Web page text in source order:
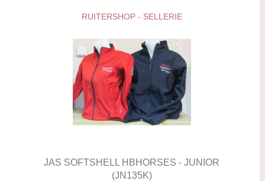
RUITERSHOP - SELLERIE
JAS SOFTSHELL HBHORSES - JUNIOR
(JN135K)